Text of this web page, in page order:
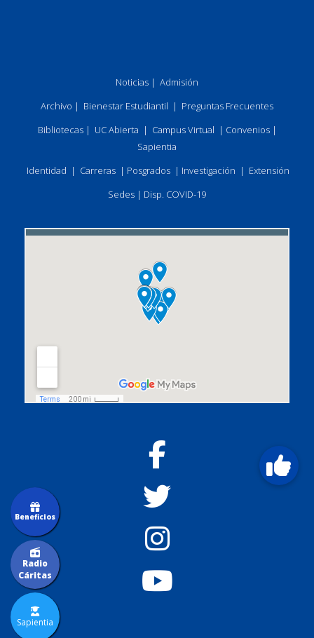
Noticias | Admisión
Archivo | Bienestar Estudiantil | Preguntas Frecuentes
Bibliotecas| UC Abierta | Campus Virtual | Convenios|
Sapientia
Identidad | Carreras | Posgrados | Investigación | Extensión
Sedes | Disp. COVID-19
Sapientia
Radio
Cáritas
Beneficios